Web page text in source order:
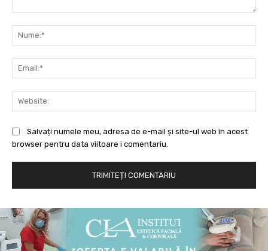
Salvați numele meu, adresa de e-mail și site-ul web în acest
browser pentru data viitoare i comentariu.